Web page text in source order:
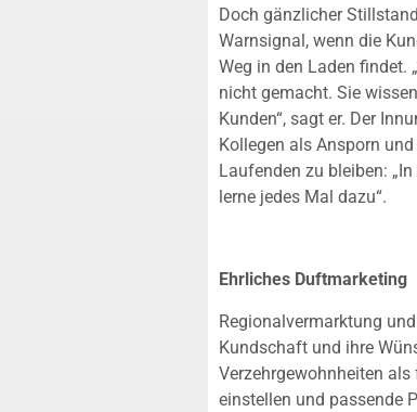
Doch gänzlicher
Warnsignal, wenn die
Weg in den Laden findet.
nicht gemacht. Sie
Kunden“, sagt er. Der
Kollegen als Ansporn
Laufenden zu bleiben:
lerne jedes Mal dazu“.
Ehrliches Duftmarketing
Regionalvermarktung
Kundschaft und ihre
Verzehrgewohnheiten
einstellen und passende